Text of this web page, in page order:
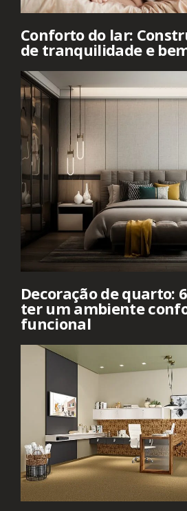
Conforto do lar:
de tranquilidade e
Decoração de quarto:
ter um ambiente
funcional